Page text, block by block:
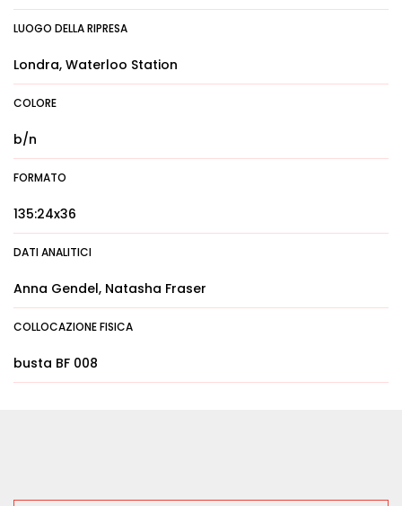
LUOGO DELLA RIPRESA
Londra, Waterloo Station
COLORE
b/n
FORMATO
135:24x36
DATI ANALITICI
Anna Gendel, Natasha Fraser
COLLOCAZIONE FISICA
busta BF 008